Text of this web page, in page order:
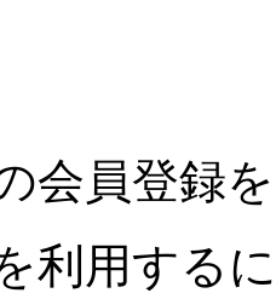
会員登録
利用する